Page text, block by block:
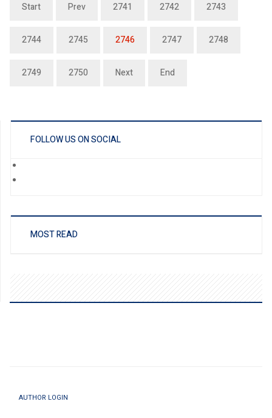
Start Prev 2741 2742 2743
2744 2745 2746 2747 2748
2749 2750 Next End
FOLLOW US ON SOCIAL
MOST READ
AUTHOR LOGIN